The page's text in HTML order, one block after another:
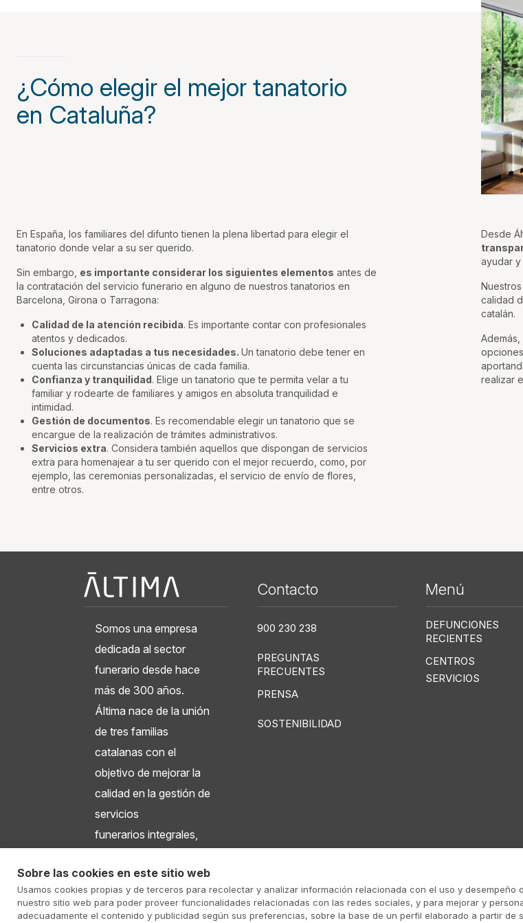
¿Cómo elegir el mejor tanatorio
en Cataluña?
En España, los familiares del difunto tienen la plena libertad para elegir el
tanatorio donde velar a su ser querido.
Sin embargo, es importante considerar los siguientes elementos antes de
la contratación del servicio funerario en alguno de nuestros tanatorios en
Barcelona, Girona o Tarragona:
Calidad de la atención recibida. Es importante contar con profesionales
atentos y dedicados.
Soluciones adaptadas a tus necesidades. Un tanatorio debe tener en
cuenta las circunstancias únicas de cada familia.
Confianza y tranquilidad. Elige un tanatorio que te permita velar a tu
familiar y rodearte de familiares y amigos en absoluta tranquilidad e
intimidad.
Gestión de documentos. Es recomendable elegir un tanatorio que se
encargue de la realización de trámites administrativos.
Servicios extra. Considera también aquellos que dispongan de servicios
extra para homenajear a tu ser querido con el mejor recuerdo, como, por
ejemplo, las ceremonias personalizadas, el servicio de envío de flores,
entre otros.
Desde
ayudar y
calidad
catalán.
realizar
Somos una empresa
dedicada al sector
funerario desde hace
más de 300 años.
Áltima nace de la unión
de tres familias
catalanas con el
objetivo de mejorar la
calidad en la gestión de
servicios
funerarios integrales,
y cementerios.
Contacto
900 230 238
PREGUNTAS
FRECUENTES
PRENSA
SOSTENIBILIDAD
Menú
DEFUNCIONES
RECIENTES
CENTROS
SERVICIOS
Sobre las cookies en este sitio web
Usamos cookies propias y de terceros para recolectar y analizar información relacionada con el uso y desempeño
nuestro sitio web para poder proveer funcionalidades relacionadas con las redes sociales, y para mejorar y
adecuadamente el contenido y publicidad según sus preferencias, sobre la base de un perfil elaborado a partir de